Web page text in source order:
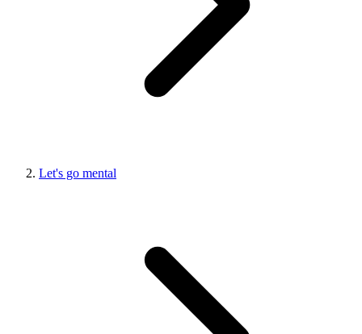
Let's go mental